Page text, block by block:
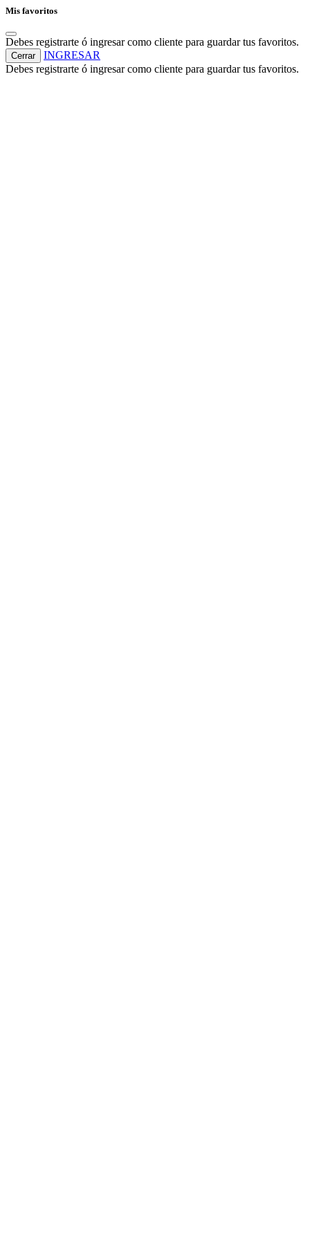
Mis favoritos
Debes registrarte ó ingresar como cliente para guardar tus favoritos.
Cerrar
INGRESAR
Debes registrarte ó ingresar como cliente para guardar tus favoritos.